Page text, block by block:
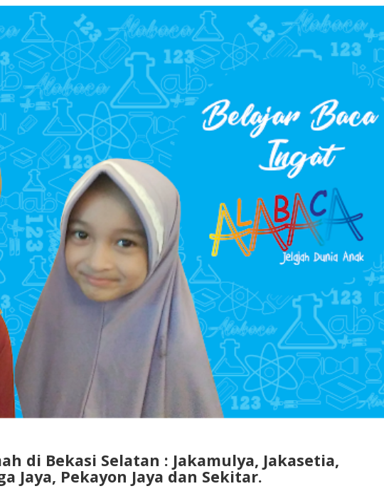
di Bekasi Selatan : Jakamulya, Jakasetia,
Jaya, Pekayon Jaya dan Sekitar.